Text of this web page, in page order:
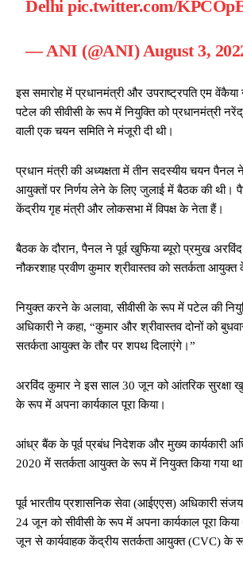
Delhipic.twitter.com/
— ANI (@ANI)August 3,
इस समारोह में प्रधानमंत्री और उपराष्ट्रपति एम
पटेल की सीवीसी के रूप में नियुक्ति को प्रधानमंत्री
वाली एक चयन समिति ने मंजूरी दी थी।
प्रधान मंत्री की अध्यक्षता में तीन सदस्यीय चयन पैनल
आयुक्तों पर निर्णय लेने के लिए जुलाई में बैठक की थी।
केंद्रीय गृह मंत्री और लोकसभा में विपक्ष के नेता हैं।
बैठक के दौरान, पैनल ने पूर्व खुफिया ब्यूरो प्रमुख
नौकरशाह प्रवीण कुमार श्रीवास्तव को सतर्कता
नियुक्त करने के अलावा, सीवीसी के रूप में पटेल की
अधिकारी ने कहा, “कुमार और श्रीवास्तव दोनों को
सतर्कता आयुक्त के तौर पर शपथ दिलाएंगे।”
अरविंद कुमार ने इस साल 30 जून को आंतरिक सुरक्षा
के रूप में अपना कार्यकाल पूरा किया।
आंध्र बैंक के पूर्व प्रबंध निदेशक और मुख्य कार्यकारी
2020 में सतर्कता आयुक्त के रूप में नियुक्त किया गया
पूर्व भारतीय प्रशासनिक सेवा (आईएएस) अधिकारी
24 जून को सीवीसी के रूप में अपना कार्यकाल पूरा
जून से कार्यवाहक केंद्रीय सतर्कता आयुक्त (CVC) के